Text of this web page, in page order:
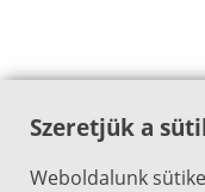
Szeretjük a
Weboldalunk